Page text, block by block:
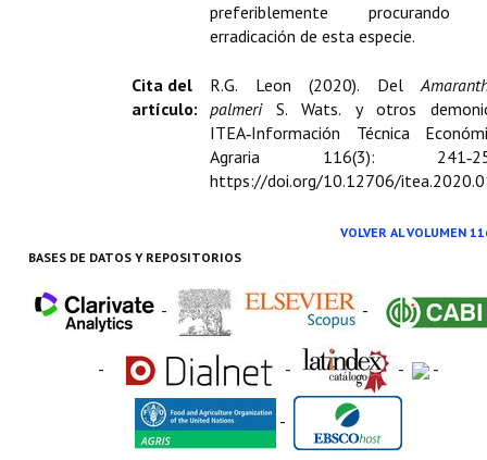
preferiblemente procurando
erradicación de esta especie.
Cita del
artículo:
R.G. Leon (2020). Del
palmeriS. Wats. y otros
ITEA‑Información Técnica
Agraria 116(3):
https://doi.org/10.12706/
VOLVER AL VOLUMEN
BASES DE DATOS Y REPOSITORIOS
- -
- - - -
-